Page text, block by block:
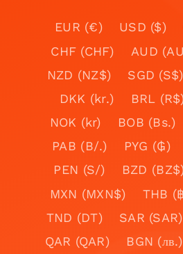
EUR (€) USD ($)
CHF (CHF)
AUD
NZD (NZ$)
SGD (S$)
DKK (kr.)
BRL
NOK (kr)
BOB (Bs.)
PAB (B/.)
PYG (₲)
PEN (S/)
BZD
MXN (MXN$)
THB (
TND (DT)
SAR (SAR)
QAR (QAR)
BGN (лв.)